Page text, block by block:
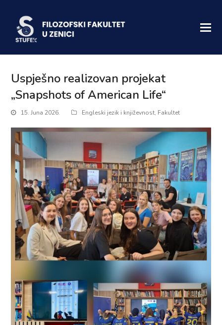
Uspješno realizovan projekat
„Snapshots of American Life“
15. Juna 2026. Engleski jezik i književnost, Fakultet